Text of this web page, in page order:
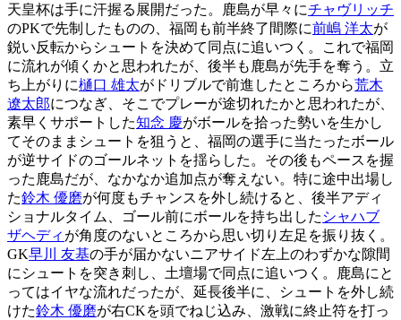
天皇杯は手に汗握る展開だった。鹿島が早々にチャヴリッチ
のPKで先制したものの、福岡も前半終了間際に前嶋 洋太が
鋭い反転からシュートを決めて同点に追いつく。これで福岡
に流れが傾くかと思われたが、後半も鹿島が先手を奪う。立
ち上がりに樋口 雄太がドリブルで前進したところから荒木
遼太郎につなぎ、そこでプレーが途切れたかと思われたが、
素早くサポートした知念 慶がボールを拾った勢いを生かし
てそのままシュートを狙うと、福岡の選手に当たったボール
が逆サイドのゴールネットを揺らした。その後もペースを握
った鹿島だが、なかなか追加点が奪えない。特に途中出場し
た鈴木 優磨が何度もチャンスを外し続けると、後半アディ
ショナルタイム、ゴール前にボールを持ち出した シャハブ
ザヘディ が角度のないところから思い切り左足を振り抜く。
GK早川 友基の手が届かないニアサイド左上のわずかな隙間
にシュートを突き刺し、土壇場で同点に追いつく。鹿島にと
ってはイヤな流れだったが、延長後半に、シュートを外し続
けた鈴木 優磨が右CKを頭でねじ込み、激戦に終止符を打っ